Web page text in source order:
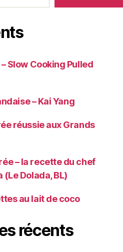
Slow Cooking Pulled
– Kai Yang
réussie aux Grands
– la recette du chef
Dolada, BL)
au lait de coco
récents